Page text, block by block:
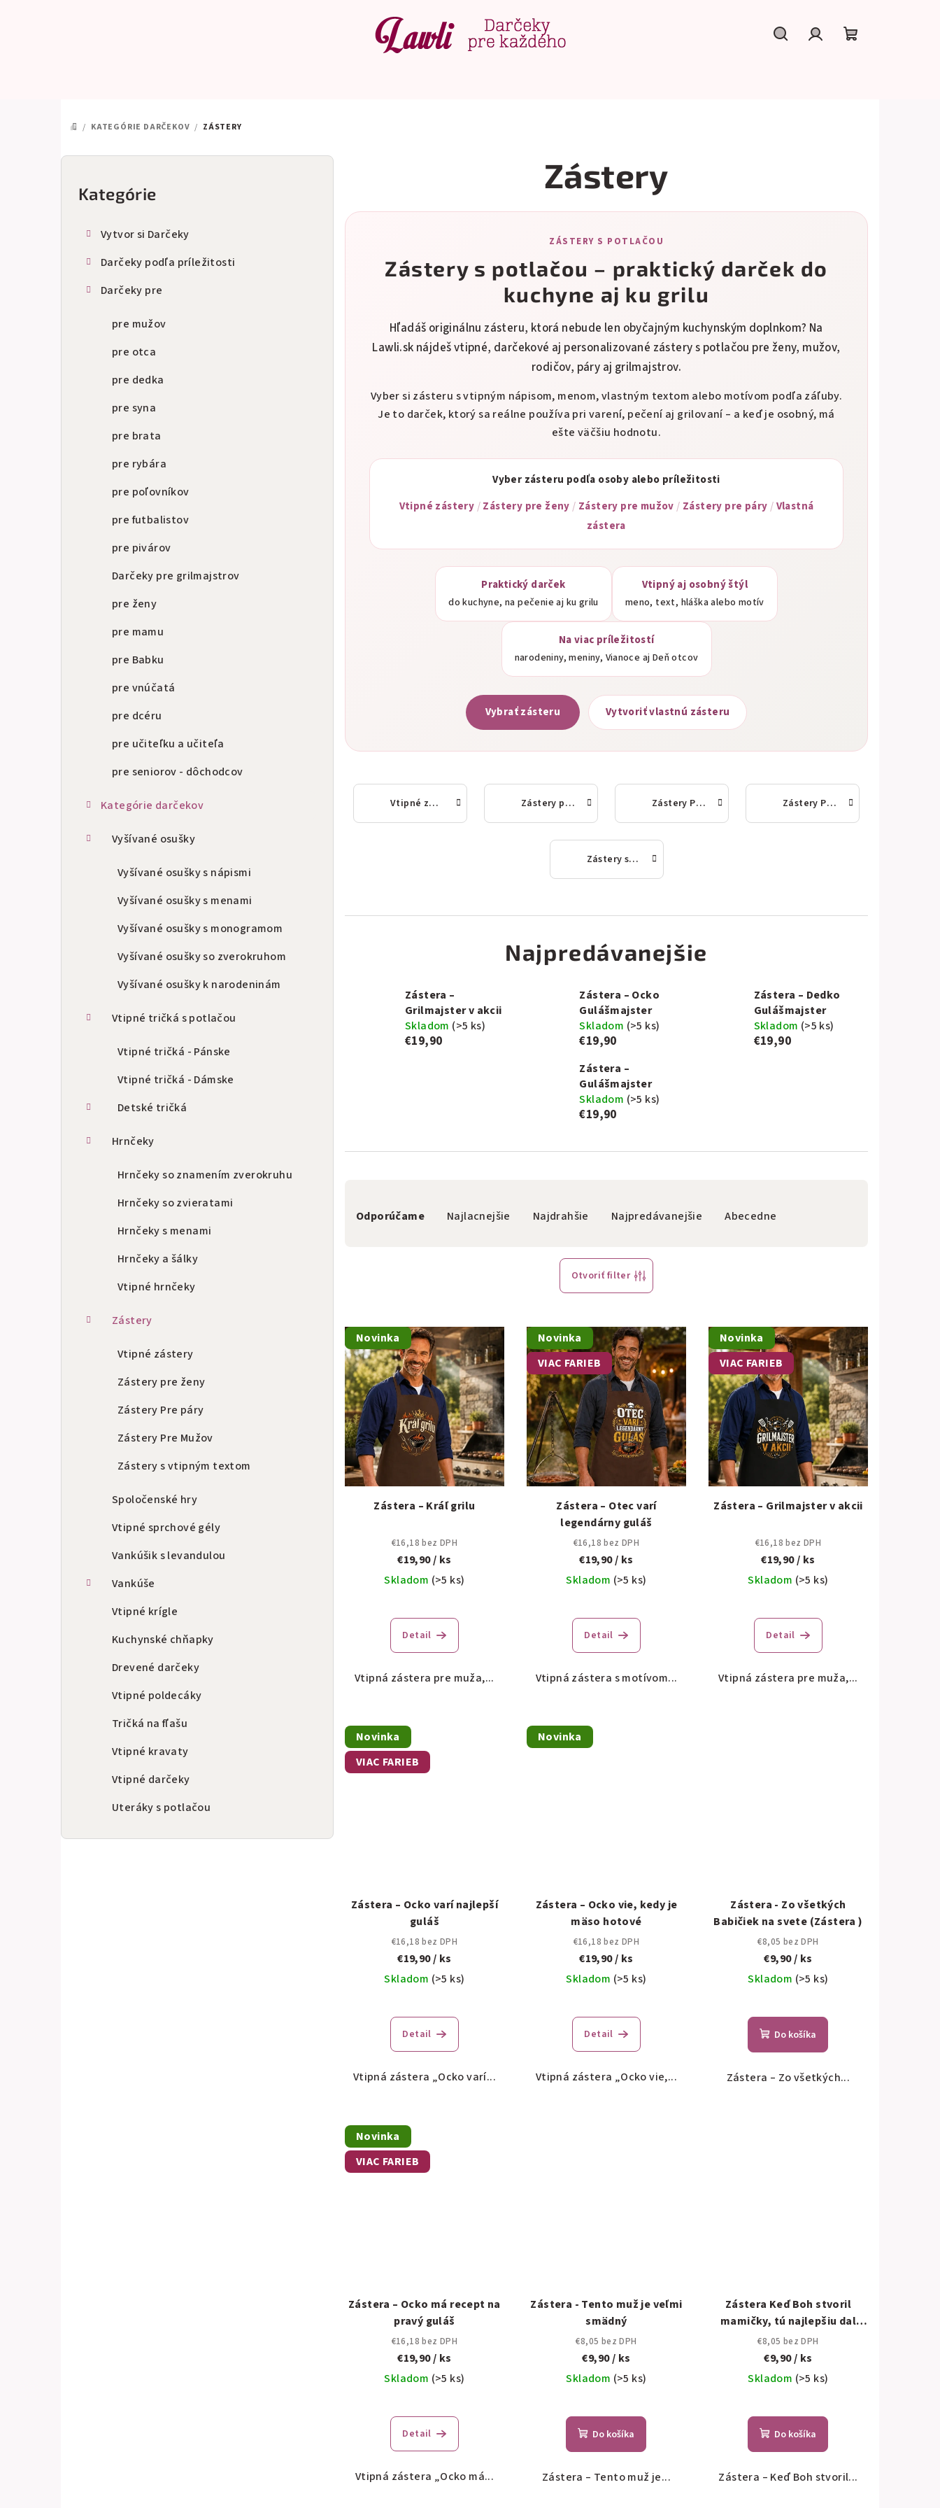
DOMOV
/ KATEGÓRIE DARČEKOV / ZÁSTERY
B
Preskočiť
kategórie
Kategórie
Vytvor si Darčeky
Darčeky podľa príležitosti
Darčeky pre
pre mužov
pre otca
pre dedka
pre syna
pre brata
pre rybára
pre poľovníkov
pre futbalistov
pre pivárov
Darčeky pre grilmajstrov
pre ženy
pre mamu
pre Babku
pre vnúčatá
pre dcéru
pre učiteľku a učiteľa
pre seniorov - dôchodcov
Kategórie darčekov
Vyšívané osušky
Vyšívané osušky s nápismi
Vyšívané osušky s menami
Vyšívané osušky s monogramom
Vyšívané osušky so zverokruhom
Vyšívané osušky k narodeninám
Vtipné tričká s potlačou
Vtipné tričká - Pánske
Vtipné tričká - Dámske
Detské tričká
Hrnčeky
Hrnčeky so znamením zverokruhu
Hrnčeky so zvieratami
Hrnčeky s menami
Hrnčeky a šálky
Vtipné hrnčeky
Zástery
Vtipné zástery
Zástery pre ženy
Zástery Pre páry
Zástery Pre Mužov
Zástery s vtipným textom
Spoločenské hry
Vtipné sprchové gély
Vankúšik s levandulou
Vankúše
Vtipné krígle
Kuchynské chňapky
Drevené darčeky
Vtipné poldecáky
Tričká na fľašu
Vtipné kravaty
Vtipné darčeky
Uteráky s potlačou
Zástery
ZÁSTERY S POTLAČOU
Zástery s potlačou – praktický darček do
kuchyne aj ku grilu
Hľadáš originálnu zásteru, ktorá nebude len obyčajným kuchynským doplnkom? Na
Lawli.sk nájdeš vtipné, darčekové aj personalizované zástery s potlačou pre ženy, mužov,
rodičov, páry aj grilmajstrov.
Vyber si zásteru s vtipným nápisom, menom, vlastným textom alebo motívom podľa záľuby.
Je to darček, ktorý sa reálne používa pri varení, pečení aj grilovaní – a keď je osobný, má
ešte väčšiu hodnotu.
Vyber zásteru podľa osoby alebo príležitosti
Vtipné zástery /Zástery pre ženy / Zástery pre mužov / Zástery pre páry /Vlastná
zástera
Praktický darček
do kuchyne, na pečenie aj ku grilu
Vtipný aj osobný štýl
meno, text, hláška alebo motív
Na viac príležitostí
narodeniny, meniny, Vianoce aj Deň otcov
Vybrať zásteru Vytvoriť vlastnú zásteru
Vtipné zástery Zástery pre ženy Zástery Pre páry Zástery Pre Mužov
Zástery s vtipným textom
Najpredávanejšie
Zástera –
Grilmajster v akcii
Skladom (>5 ks)
€19,90
Zástera – Ocko
Gulášmajster
Skladom (>5 ks)
€19,90
Zástera – Dedko
Gulášmajster
Skladom (>5 ks)
€19,90
Zástera –
Gulášmajster
Skladom (>5 ks)
€19,90
a
i
e
p
r
o
d
u
Odporúčame Najlacnejšie Najdrahšie Najpredávanejšie Abecedne
Otvoriť filter
V
ý
p
i
s
p
r
v
Novinka
Zástera – Kráľ grilu
€16,18 bez DPH
€19,90/ ks
Skladom (>5 ks)
Detail
Vtipná zástera pre muža,...
Novinka
VIAC FARIEB
Zástera – Otec varí
legendárny guláš
€16,18 bez DPH
€19,90/ ks
Skladom (>5 ks)
Detail
Vtipná zástera s motívom...
Novinka
VIAC FARIEB
Zástera – Grilmajster v akcii
€16,18 bez DPH
€19,90/ ks
Skladom (>5 ks)
Detail
Vtipná zástera pre muža,...
Novinka
VIAC FARIEB
Zástera – Ocko varí najlepší
guláš
€16,18 bez DPH
€19,90/ ks
Skladom (>5 ks)
Detail
Vtipná zástera „Ocko varí...
Novinka
Zástera – Ocko vie, kedy je
mäso hotové
€16,18 bez DPH
€19,90/ ks
Skladom (>5 ks)
Detail
Vtipná zástera „Ocko vie,...
Zástera - Zo všetkých
Babičiek na svete (Zástera )
€8,05 bez DPH
€9,90/ ks
Skladom (>5 ks)
Do košíka
Zástera – Zo všetkých...
Novinka
VIAC FARIEB
Zástera – Ocko má recept na
pravý guláš
€16,18 bez DPH
€19,90/ ks
Skladom (>5 ks)
Detail
Vtipná zástera „Ocko má...
Zástera - Tento muž je veľmi
smädný
€8,05 bez DPH
€9,90/ ks
Skladom (>5 ks)
Do košíka
Zástera – Tento muž je...
Zástera Keď Boh stvoril
mamičky, tú najlepšiu dal
mne
€8,05 bez DPH
€9,90/ ks
Skladom (>5 ks)
Do košíka
Zástera – Keď Boh stvoril...